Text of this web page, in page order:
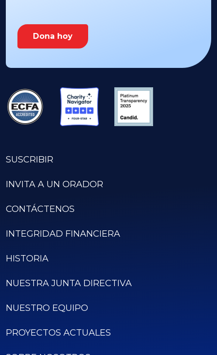
Dona hoy
SUSCRIBIR
INVITA A UN ORADOR
CONTÁCTENOS
INTEGRIDAD FINANCIERA
HISTORIA
NUESTRA JUNTA DIRECTIVA
NUESTRO EQUIPO
PROYECTOS ACTUALES